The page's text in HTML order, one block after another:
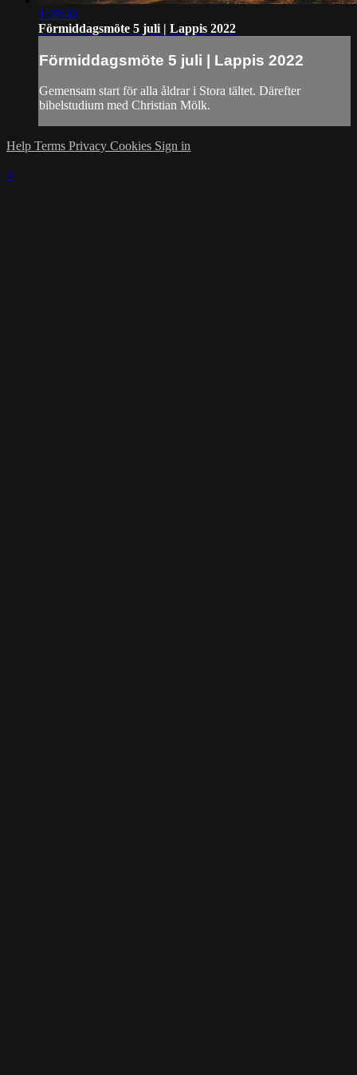
1:28:30
Förmiddagsmöte 5 juli | Lappis 2022
Förmiddagsmöte 5 juli | Lappis 2022
Gemensam start för alla åldrar i Stora tältet. Därefter
bibelstudium med Christian Mölk.
Help Terms Privacy Cookies Sign in
×